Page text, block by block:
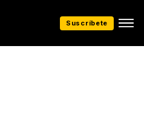
Suscríbete